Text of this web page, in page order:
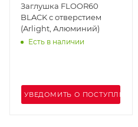
Заглушка FLOOR60
BLACK с отверстием
(Arlight, Алюминий)
Есть в наличии
УВЕДОМИТЬ О ПОСТУПЛЕНИИ